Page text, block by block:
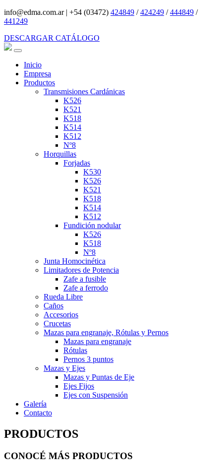
info@edma.com.ar| +54 (03472) 424849 /424249 /444849 /
441249
DESCARGAR CATÁLOGO
Inicio
Empresa
Productos
Transmisiones Cardánicas
K526
K521
K518
K514
K512
Nº8
Horquillas
Forjadas
K530
K526
K521
K518
K514
K512
Fundición nodular
K526
K518
Nº8
Junta Homocinética
Limitadores de Potencia
Zafe a fusible
Zafe a ferrodo
Rueda Libre
Caños
Accesorios
Crucetas
Mazas para engranaje, Rótulas y Pernos
Mazas para engranaje
Rótulas
Pernos 3 puntos
Mazas y Ejes
Mazas y Puntas de Eje
Ejes Fijos
Ejes con Suspensión
Galería
Contacto
PRODUCTOS
CONOCÉ MÁS PRODUCTOS